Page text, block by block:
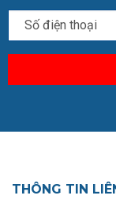
THÔNG TIN